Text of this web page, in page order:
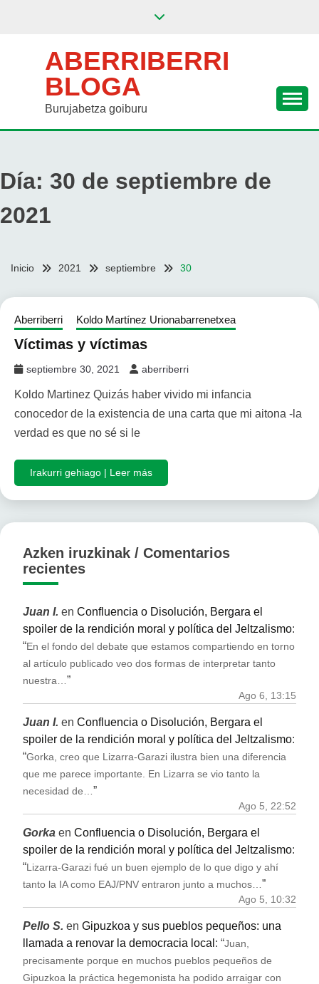
ABERRIBERRI
BLOGA
Burujabetza goiburu
Día: 30 de septiembre de
2021
Inicio 2021 septiembre 30
Aberriberri Koldo Martínez Urionabarrenetxea
Víctimas y víctimas
septiembre 30, 2021 aberriberri
Koldo Martinez Quizás haber vivido mi infancia
conocedor de la existencia de una carta que mi aitona -la
verdad es que no sé si le
Irakurri gehiago | Leer más
Azken iruzkinak / Comentarios
recientes
Juan I. en Confluencia o Disolución, Bergara el
spoiler de la rendición moral y política del Jeltzalismo:
“En el fondo del debate que estamos compartiendo en torno
al artículo publicado veo dos formas de interpretar tanto
nuestra…”
Ago 6, 13:15
Juan I. en Confluencia o Disolución, Bergara el
spoiler de la rendición moral y política del Jeltzalismo:
“Gorka, creo que Lizarra-Garazi ilustra bien una diferencia
que me parece importante. En Lizarra se vio tanto la
necesidad de…”
Ago 5, 22:52
Gorka en Confluencia o Disolución, Bergara el
spoiler de la rendición moral y política del Jeltzalismo:
“Lizarra-Garazi fué un buen ejemplo de lo que digo y ahí
tanto la IA como EAJ/PNV entraron junto a muchos…”
Ago 5, 10:32
Pello S. en Gipuzkoa y sus pueblos pequeños: una
llamada a renovar la democracia local : “Juan,
precisamente porque en muchos pueblos pequeños de
Gipuzkoa la práctica hegemonista ha podido arraigar con